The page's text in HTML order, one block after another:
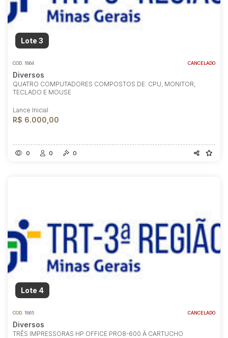
Lote 3
COD. 1864 CANCELADO
Diversos
QUATRO COMPUTADORES COMPOSTOS DE: CPU, MONITOR,
TECLADO E MOUSE
Lance Inicial
R$ 6.000,00
0 0 0
Lote 4
COD. 1865 CANCELADO
Diversos
TRÊS IMPRESSORAS HP OFFICE PRO8-600 À CARTUCHO